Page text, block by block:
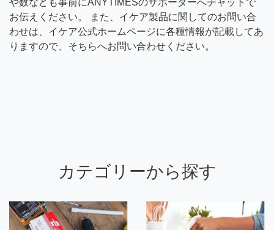
や数なども事前にANYTIMESのサポーターへチャットで
お伝えください。 また、イケア製品に関してのお問い合
わせは、イケア公式ホームページに各種情報が記載してあ
りますので、そちらへお問い合わせください。
カテゴリーから探す